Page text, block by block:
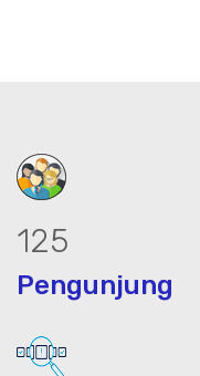
158
Pengunjung